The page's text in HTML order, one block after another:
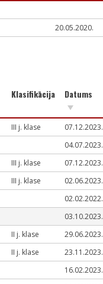
20.05.2020.
Klasifikācija Datums
III j. klase 07.12.2023.
04.07.2023.
III j. klase 07.12.2023.
III j. klase 02.06.2023.
02.02.2022.
03.10.2023.
II j. klase 29.06.2023.
II j. klase 23.11.2023.
16.02.2023.